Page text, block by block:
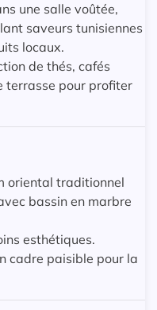
une salle voûtée,
saveurs tunisiennes
locaux.
de thés, cafés
terrasse pour profiter
oriental traditionnel
bassin en marbre
esthétiques.
cadre paisible pour la